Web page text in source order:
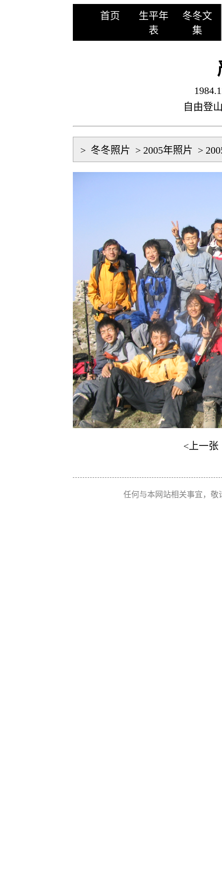
首页
生平年
表
冬冬文
集
自由登
> 冬冬照片 > 2005年照片 >
<上一张
任何与本网站相关事宜，敬